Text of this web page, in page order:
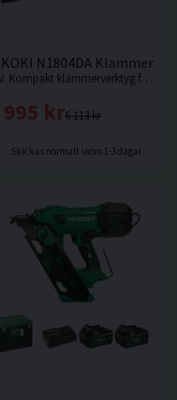
36VN1804DA
18V. Kompakt klammerverktyg från HiKOKI som klarar klammer från 15-40mm. Levereras utan batteri och laddare.
6 113 kr
995 kr
Skickas normalt inom 1-3 dagar